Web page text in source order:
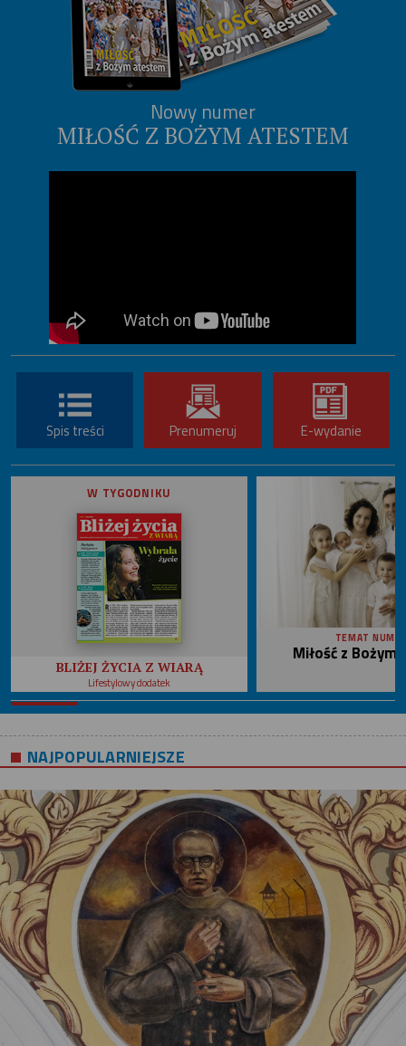
Nowy numer
MIŁOŚĆ Z BOŻYM ATESTEM
Spis treści Prenumeruj E-wydanie
W TYGODNIKU
BLIŻEJ ŻYCIA Z WIARĄ
Lifestylowy dodatek
TEMAT
Miłość z
NAJPOPULARNIEJSZE